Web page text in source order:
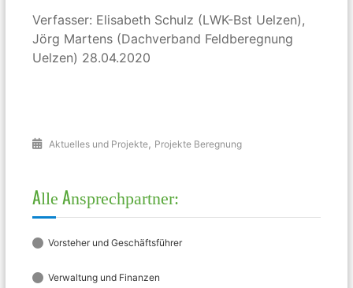
Verfasser: Elisabeth Schulz (LWK-Bst Uelzen),
Jörg Martens (Dachverband Feldberegnung
Uelzen) 28.04.2020
Aktuelles und Projekte, Projekte Beregnung
Alle Ansprechpartner:
Vorsteher und Geschäftsführer
Verwaltung und Finanzen